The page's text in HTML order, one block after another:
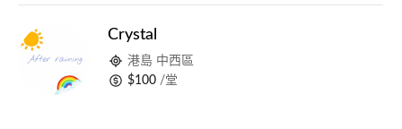
Crystal
港島 中西區
$100 /堂